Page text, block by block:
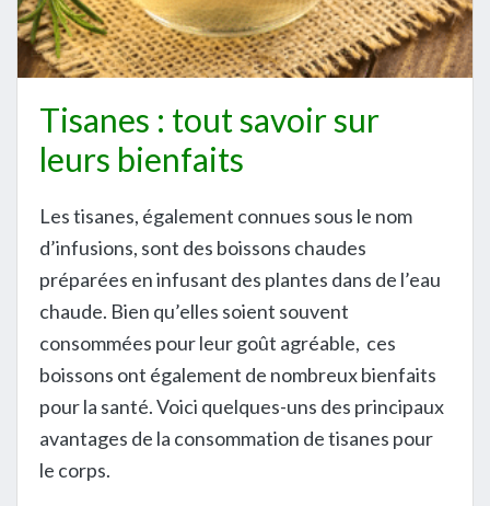
Tisanes : tout savoir sur
leurs bienfaits
Les tisanes, également connues sous le nom
d’infusions, sont des boissons chaudes
préparées en infusant des plantes dans de l’eau
chaude. Bien qu’elles soient souvent
consommées pour leur goût agréable, ces
boissons ont également de nombreux bienfaits
pour la santé. Voici quelques-uns des principaux
avantages de la consommation de tisanes pour
le corps.